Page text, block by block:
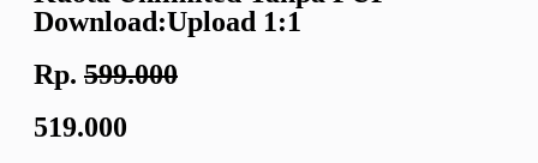
Download:Upload 1:1
Rp. 599.000
519.000